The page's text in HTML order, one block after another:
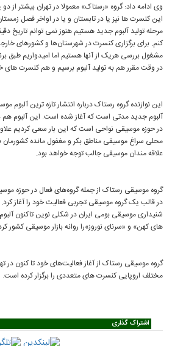
وی ادامه داد: گروه «رستاک» معمولا در تهران بیشتر از
این کنسرت ها نیز یا در تابستان و یا در اواخر فصل
مرحله تولید آلبوم جدید هستیم هنوز نمی توانم تاریخ
کنم. برای برگزاری کنسرت در شهرستان‌ها و کشورهای
مشغول بررسی هریک از آنها هستیم اما امیدواریم طبق
در وقت مقرر هم به تولید آلبوم برسیم و هم کنسرت های
این نوازنده گروه رستاک درباره انتشار تازه ترین آلبوم
آلبوم جدید مدتی است که آغاز شده است. این آلبوم
در حوزه موسیقی نواحی است که این بار سعی کردیم
محلی سراغ موسیقی مناطق بکر و مغفول مانده کشورمان
علاقه مندان موسیقی جالب توجه خواهد بود.
در قالب یک گروه موسیقی تجربی فعالیت خود را آغاز کرد.
شنیداری موسیقی بومی ایران در شکلی نوین تاکنون
های کهن» و «سرنای نوروز»را روانه بازار موسیقی کشور
گروه موسیقی رستاک از آغاز فعالیت‌های خود تا کنون در
مختلف اروپایی کنسرت های متعددی را برگزار کرده است.
اشتراک گذاری